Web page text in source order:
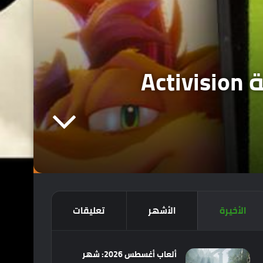
عاجل : دولة نيوزيلندا وافقت رسمياً على صفقة Activision
الأخيرة الأشهر تعليقات
ألعاب أغسطس 2026: شهر